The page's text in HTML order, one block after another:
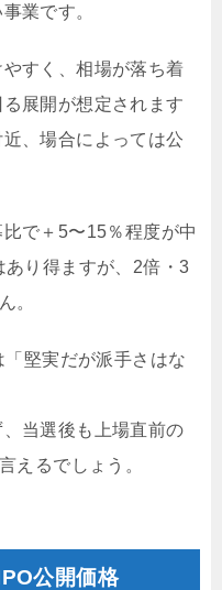
業です。
すく、相場が落ち着
展開が想定されます
、場合によっては公
で＋5〜15％程度が中
り得ますが、2倍・3
。
堅実だが派手さはな
当選後も上場直前の
えるでしょう。
公開価格